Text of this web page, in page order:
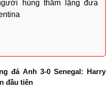
hùng thầm lặng đưa
đá Anh 3-0 Senegal: Harry
đầu tiên